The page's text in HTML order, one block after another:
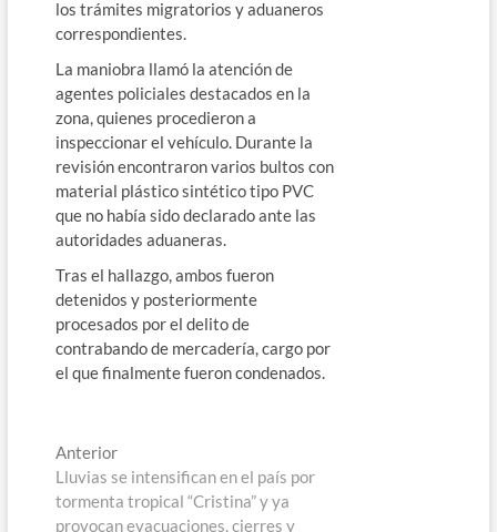
los trámites migratorios y aduaneros
correspondientes.
La maniobra llamó la atención de
agentes policiales destacados en la
zona, quienes procedieron a
inspeccionar el vehículo. Durante la
revisión encontraron varios bultos con
material plástico sintético tipo PVC
que no había sido declarado ante las
autoridades aduaneras.
Tras el hallazgo, ambos fueron
detenidos y posteriormente
procesados por el delito de
contrabando de mercadería, cargo por
el que finalmente fueron condenados.
Navegación
de
AnteriorEntrada
anterior:
Lluvias se intensifican en el país por
tormenta tropical “Cristina” y ya
provocan evacuaciones, cierres y